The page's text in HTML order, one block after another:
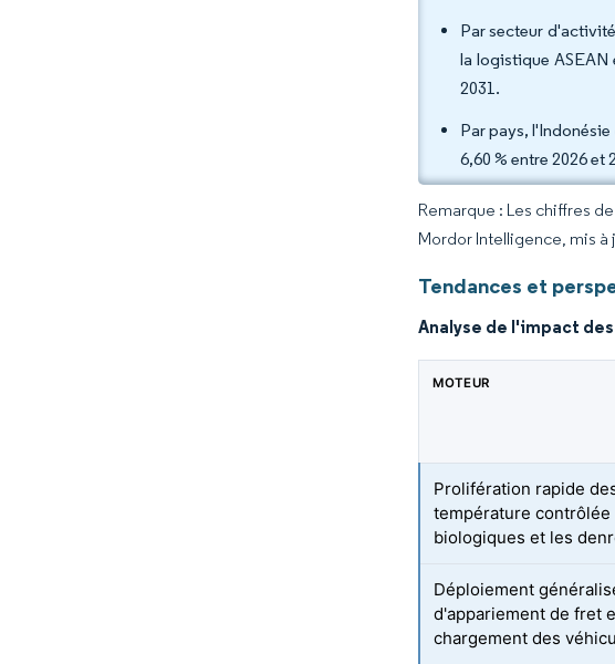
Par secteur
la logistique ASEAN
2031.
Par pays,
6,60 % entre 2026 et
Remarque : Les chiffres
Mordor Intelligence, mis à
Tendances et
Analyse de l'impact
MOTEUR
Prolifération rapide
température
biologiques et les
Déploiement
d'appariement de fret
chargement des